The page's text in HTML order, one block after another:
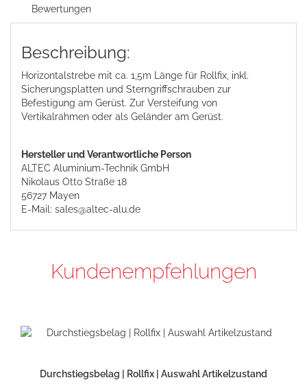
Bewertungen
Beschreibung:
Horizontalstrebe mit ca. 1,5m Länge für Rollfix, inkl.
Sicherungsplatten und Sterngriffschrauben zur
Befestigung am Gerüst. Zur Versteifung von
Vertikalrahmen oder als Geländer am Gerüst.
Hersteller und Verantwortliche Person
ALTEC Aluminium-Technik GmbH
Nikolaus Otto Straße 18
56727 Mayen
E-Mail: sales@altec-alu.de
Kundenempfehlungen
Durchstiegsbelag | Rollfix | Auswahl Artikelzustand